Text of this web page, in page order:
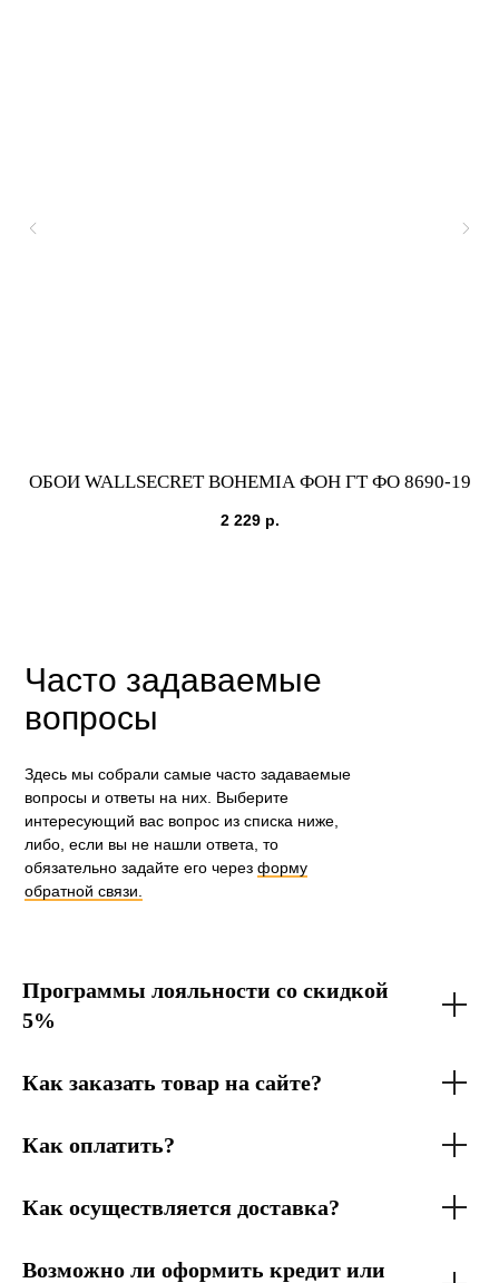
ОБОИ WALLSECRET BOHEMIA ФОН ГТ ФО 8690-19
2 229 р.
Часто задаваемые
вопросы
Здесь мы собрали самые часто задаваемые
вопросы и ответы на них. Выберите
интересующий вас вопрос из списка ниже,
либо, если вы не нашли ответа, то
обязательно задайте его черезформу
обратной связи.
Программы лояльности со скидкой
5%
Как заказать товар на сайте?
Как оплатить?
Как осуществляется доставка?
Возможно ли оформить кредит или